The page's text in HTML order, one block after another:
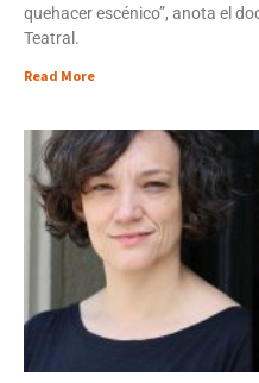
quehacer escénico”, anota el
Teatral.
Read More